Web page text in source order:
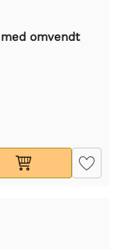
omvendt